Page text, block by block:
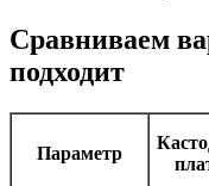
Сравниваем
подходит
Параметр